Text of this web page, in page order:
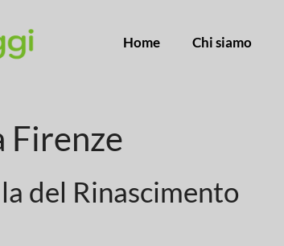
Home Chi siamo
Firenze
del Rinascimento